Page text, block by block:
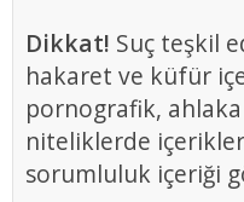
Dikkat! Suç teşkil
hakaret ve küfür
pornografik, ahlaka
niteliklerde
sorumluluk içeriği